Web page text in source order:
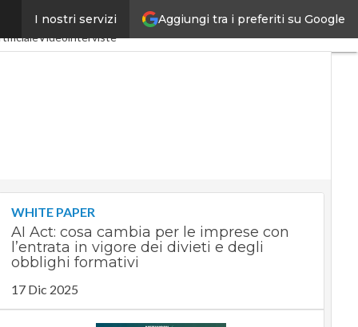
Aggiungi tra i preferiti su Google
I nostri servizi
SpacEconomy
Videointerviste
WHITE PAPER
AI Act: cosa cambia per le imprese con
l’entrata in vigore dei divieti e degli
obblighi formativi
17 Dic 2025